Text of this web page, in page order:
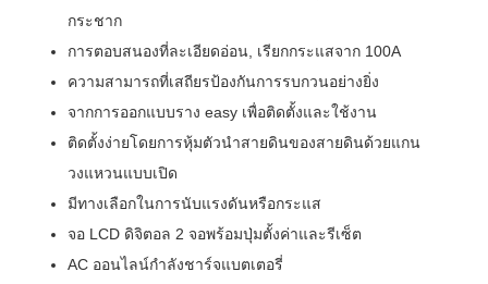
กระชาก
การตอบสนองที่ละเอียดอ่อน , เรียกกระแสจาก 100A
ความสามารถที่เสถียรป้องกันการรบกวนอย่างยิ่ง
จากการออกแบบราง easy เพื่อติดตั้งและใช้งาน
ติดตั้งง่ายโดยการหุ้มตัวนำสายดินของสายดินด้วยแกน
วงแหวนแบบเปิด
มีทางเลือกในการนับแรงดันหรือกระแส
จอ LCD ดิจิตอล 2 จอพร้อมปุ่มตั้งค่าและรีเซ็ต
AC ออนไลน์กำลังชาร์จแบตเตอรี่